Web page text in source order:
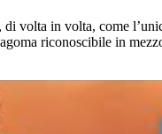
volta in volta, come
riconoscibile in